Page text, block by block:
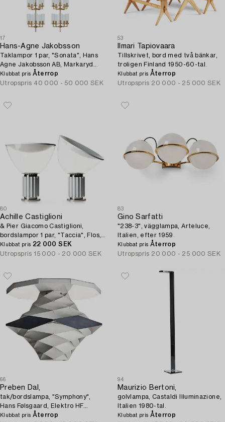
17
Hans-Agne Jakobsson
Taklampor 1 par, "Sonata", Hans
Agne Jakobsson AB, Markaryd
1960-70-tal.
Klubbat pris Återrop
Utropspris 40 000 - 50 000 SEK
53
Ilmari Tapiovaara
Tillskrivet, bord med två bänkar,
troligen Finland 1950-60-tal.
Klubbat pris Återrop
Utropspris 20 000 - 25 000 SEK
80
Achille Castiglioni
& Pier Giacomo Castiglioni,
bordslampor 1 par, "Taccia", Flos,
Italien efter 1962.
Klubbat pris 22 000 SEK
Utropspris 15 000 - 20 000 SEK
83
Gino Sarfatti
"238-3", vägglampa, Arteluce,
Italien, efter 1959.
Klubbat pris Återrop
Utropspris 20 000 - 25 000 SEK
66
Preben Dal,
tak/bordslampa, "Symphony",
Hans Følsgaard, Elektro HF
Belysning, Danmark 1960-tal.
Klubbat pris Återrop
94
Maurizio Bertoni,
golvlampa, Castaldi Illuminazione,
Italien 1980-tal.
Klubbat pris Återrop